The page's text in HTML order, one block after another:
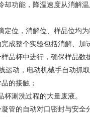
却功能，降温速度从消解
位，消解位、样品位均
成整个实验包括消解、加
品杯中进行，确保样品数
运动，电动机械手自动抓
的接触；
涮洗过程的大量废液。
管的自动对口密封与安全